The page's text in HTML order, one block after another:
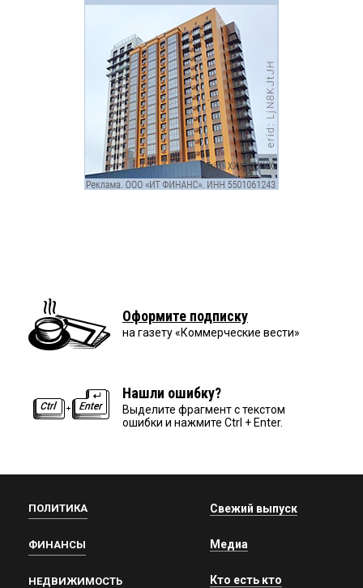
Оформите подписку
на газету «Коммерческие вести»
Нашли ошибку?
Выделите фрагмент с текстом
ошибки и нажмите Ctrl + Enter.
ПОЛИТИКА
ФИНАНСЫ
НЕДВИЖИМОСТЬ
Свежий выпуск
Медиа
Кто есть кто